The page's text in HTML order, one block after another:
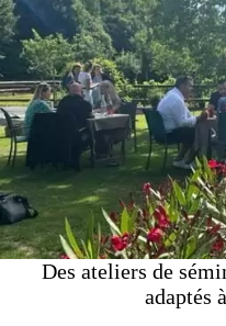
Des ateliers de
adaptés